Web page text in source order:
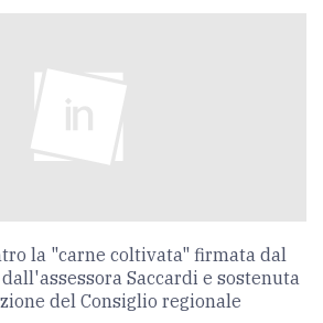
la "carne coltivata" firmata dal
Saccardi e sostenuta
del Consiglio regionale